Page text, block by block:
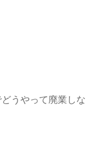
うやって廃業しな